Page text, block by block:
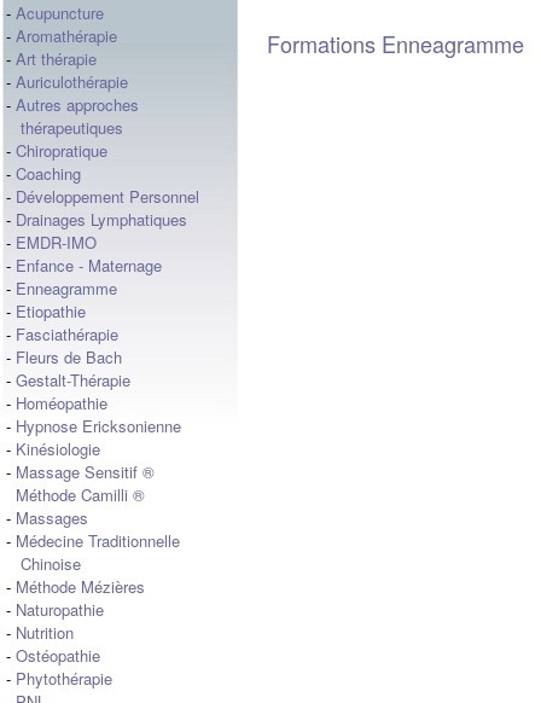
- Acupuncture
- Aromathérapie
- Art thérapie
- Auriculothérapie
- Autres approches
thérapeutiques
- Chiropratique
- Coaching
- Développement Personnel
- Drainages Lymphatiques
- EMDR-IMO
- Enfance - Maternage
- Enneagramme
- Etiopathie
- Fasciathérapie
- Fleurs de Bach
- Gestalt-Thérapie
- Homéopathie
- Hypnose Ericksonienne
- Kinésiologie
- Massage Sensitif ®
Méthode Camilli ®
- Massages
- Médecine Traditionnelle
Chinoise
- Méthode Mézières
- Naturopathie
- Nutrition
- Ostéopathie
- Phytothérapie
Formations Enneagramme